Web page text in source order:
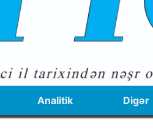
Analitik Digər